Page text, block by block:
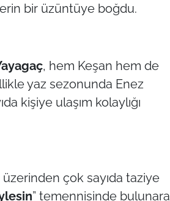
bir üzüntüye boğdu.
, hem Keşan hem de
yaz sezonunda Enez
kişiye ulaşım kolaylığı
çok sayıda taziye
” temennisinde